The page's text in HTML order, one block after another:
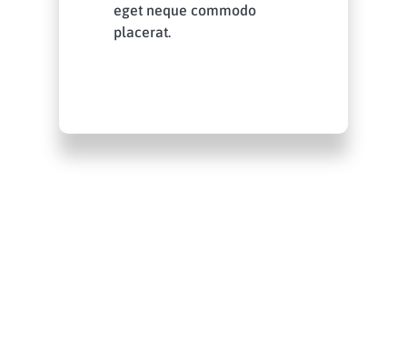
eget neque commodo
placerat.